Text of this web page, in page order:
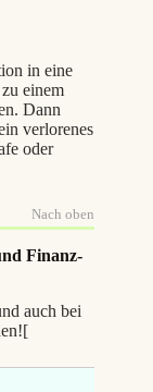
in eine
einem
Dann
verlorenes
oder
Nach oben
Finanz­
auch bei